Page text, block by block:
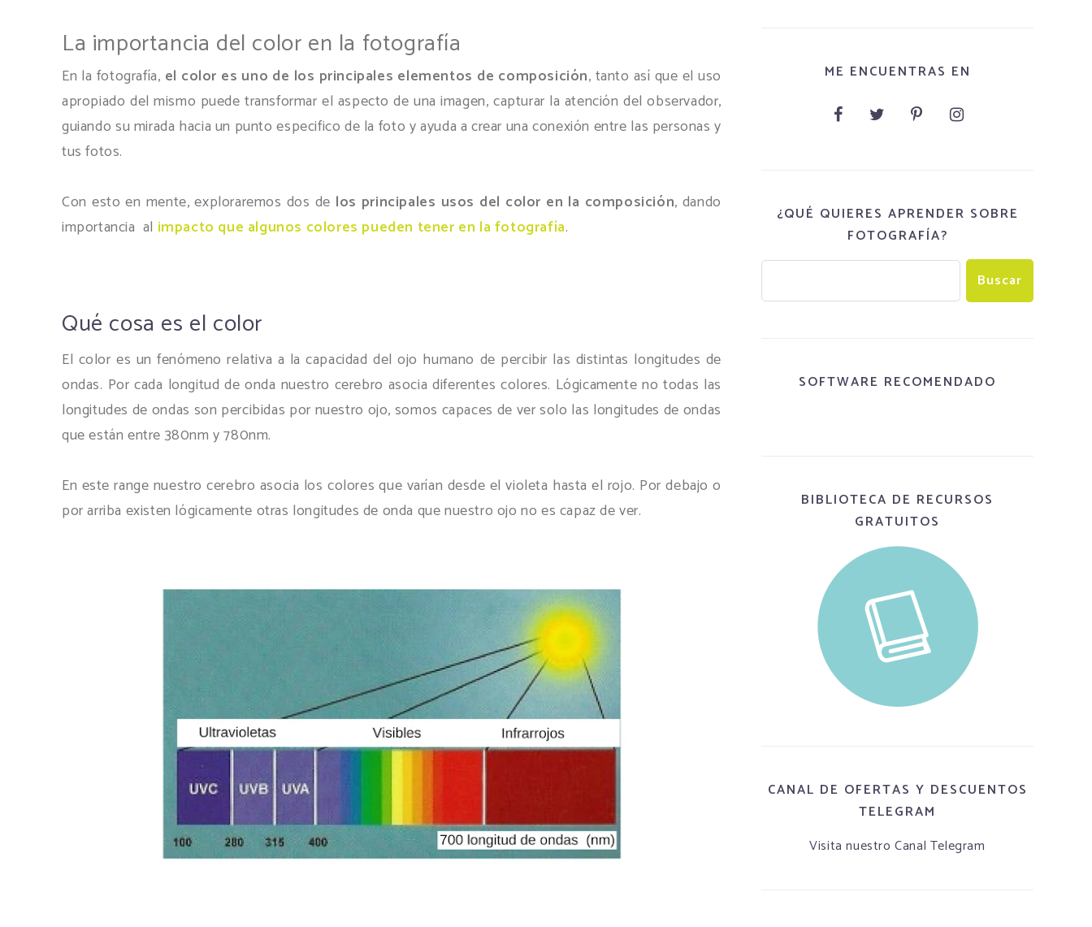
La importancia del color en la fotografía
En la fotografía, el color es uno de los principales elementos de composición, tanto así que el uso
apropiado del mismo puede transformar el aspecto de una imagen, capturar la atención del observador,
guiando su mirada hacia un punto especifico de la foto y ayuda a crear una conexión entre las personas y
tus fotos.
Con esto en mente, exploraremos dos de los principales usos del color en la composición, dando
importancia al impacto que algunos colores pueden tener en la fotografía.
Qué cosa es el color
El color es un fenómeno relativa a la capacidad del ojo humano de percibir las distintas longitudes de
ondas. Por cada longitud de onda nuestro cerebro asocia diferentes colores. Lógicamente no todas las
longitudes de ondas son percibidas por nuestro ojo, somos capaces de ver solo las longitudes de ondas
que están entre 380nm y 780nm.
En este range nuestro cerebro asocia los colores que varían desde el violeta hasta el rojo. Por debajo o
por arriba existen lógicamente otras longitudes de onda que nuestro ojo no es capaz de ver.
ME ENCUENTRAS EN
¿QUÉ QUIERES APRENDER SOBRE
FOTOGRAFÍA?
SOFTWARE RECOMENDADO
BIBLIOTECA DE RECURSOS
GRATUITOS
CANAL DE OFERTAS Y DESCUENTOS
TELEGRAM
Visita nuestro Canal Telegram